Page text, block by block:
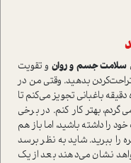
سلامت جسم و روانو تقویت
بدهید. وقتی من در
دقیقه باغبانی تجویز می‌کنم تا
بهتر کار کنم. در برخی
را داشته باشید، اما باز هم
را ببرید. شاید به نظر برسد
نشان می‌دهند بعد از یک